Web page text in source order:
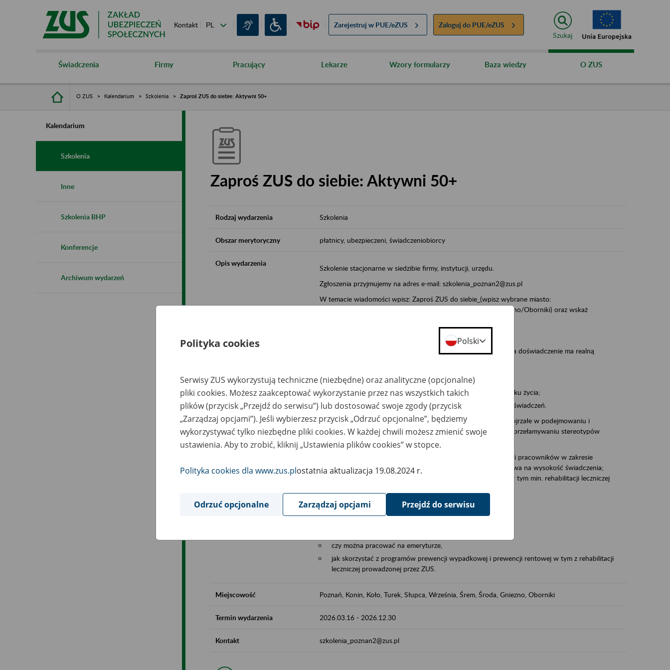
Kontakt Zarejestruj w PUE/eZUS Zaloguj do PUE/eZUS
Szukaj
Świadczenia Firmy Pracujący Lekarze Wzory formularzy Baza wiedzy O ZUS
O ZUS Kalendarium Szkolenia Zaproś ZUS do siebie: Aktywni 50+
Kalendarium
Szkolenia
Inne
Szkolenia BHP
Konferencje
Archiwum wydarzeń
Zaproś ZUS do siebie: Aktywni 50+
Rodzaj wydarzenia Szkolenia
Obszar merytoryczny płatnicy, ubezpieczeni, świadczeniobiorcy
Opis wydarzenia
Szkolenie stacjonarne w siedzibie firmy, instytucji, urzędu.
Zgłoszenia przyjmujemy na adres e-mail: szkolenia_poznan2@zus.pl
W temacie wiadomości wpisz: Zaproś ZUS do siebie_(wpisz wybrane miasto:
Poznań/Konin/Koło/Turek/Słupca/Września/Śrem/Środa/Gniezno/Oborniki) oraz wskaż
Aktywni 50+ to inicjatywa, która pokazuje, że wiek jest atutem, a doświadczenie ma realną
Program ten to:
promocja aktywności zawodowej osób po pięćdziesiątym roku życia;
zachęcanie do świadomego planowania kariery i przyszłych świadczeń.
ZUS przez działania informacyjne i edukacyjne wspiera osoby dojrzałe w podejmowaniu i
kontynuowaniu aktywności zawodowej, dbaniu o zdrowie oraz przełamywaniu stereotypów
związanych z wiekiem.
Aktywni 50+ to współpraca ZUS z organizacjami pracodawców i pracowników w zakresie
edukowania nt. systemu emerytalnego w Polsce – tego co wpływa na wysokość świadczenia;
działań z obszaru prewencji wypadkowej i prewencji rentowej w tym min. rehabilitacji leczniczej
W ramach inicjatywy Aktywni 50+, ZUS edukuje:
czy można pracować na emeryturze,
jak skorzystać z programów prewencji wypadkowej i prewencji rentowej w tym z rehabilitacji
leczniczej prowadzonej przez ZUS.
Miejscowość Poznań, Konin, Koło, Turek, Słupca, Września, Śrem, Środa, Gniezno, Oborniki
Termin wydarzenia 2026.03.16 - 2026.12.30
Kontakt szkolenia_poznan2@zus.pl
Polityka cookies Polski
Serwisy ZUS wykorzystują techniczne (niezbędne) oraz analityczne (opcjonalne)
pliki cookies. Możesz zaakceptować wykorzystanie przez nas wszystkich takich
plików (przycisk „Przejdź do serwisu”) lub dostosować swoje zgody (przycisk
„Zarządzaj opcjami”). Jeśli wybierzesz przycisk „Odrzuć opcjonalne”, będziemy
wykorzystywać tylko niezbędne pliki cookies. W każdej chwili możesz zmienić swoje
ustawienia. Aby to zrobić, kliknij „Ustawienia plików cookies” w stopce.
Polityka cookies dla www.zus.plostatnia aktualizacja 19.08.2024 r.
Odrzuć opcjonalne Zarządzaj opcjami Przejdź do serwisu